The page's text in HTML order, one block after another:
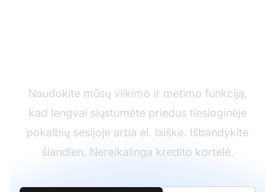
Naudokite mūsų vilkimo ir metimo funkciją,
kad lengvai siųstumėte priedus tiesioginėje
pokalbių sesijoje arba el. laiške. Išbandykite
šiandien. Nereikalinga kredito kortelė.